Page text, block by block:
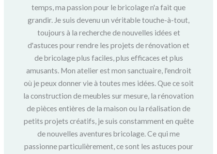
temps, ma passion pour le bricolage n'a fait que
grandir. Je suis devenu un véritable touche-à-tout,
toujours à la recherche de nouvelles idées et
d'astuces pour rendre les projets de rénovation et
de bricolage plus faciles, plus efficaces et plus
amusants. Mon atelier est mon sanctuaire, l'endroit
où je peux donner vie à toutes mes idées. Que ce soit
la construction de meubles sur mesure, la rénovation
de pièces entières de la maison ou la réalisation de
petits projets créatifs, je suis constamment en quête
de nouvelles aventures bricolage. Ce qui me
passionne particulièrement, ce sont les astuces pour